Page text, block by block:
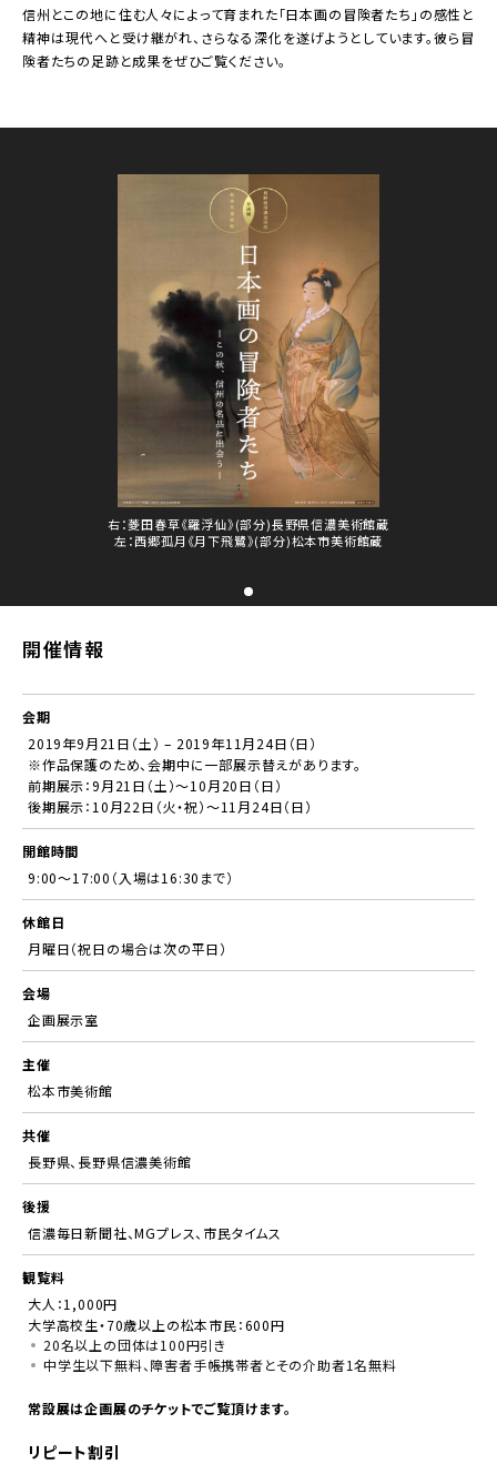
信州とこの地に住む人々によって育まれた「日本画の冒険者たち」の感性と
精神は現代へと受け継がれ、さらなる深化を遂げようとしています。彼ら冒
険者たちの足跡と成果をぜひご覧ください。
右：菱田春草《羅浮仙》(部分)長野県信濃美術館蔵
左：西郷孤月《月下飛鷺》(部分)松本市美術館蔵
開催情報
会期
2019年9月21日（土） – 2019年11月24日（日）
※作品保護のため、会期中に一部展示替えがあります。
前期展示：9月21日（土）～10月20日（日）
後期展示：10月22日（火・祝）～11月24日（日）
開館時間
9:00〜17:00（入場は16:30まで）
休館日
月曜日（祝日の場合は次の平日）
会場
企画展示室
主催
松本市美術館
共催
長野県、長野県信濃美術館
後援
信濃毎日新聞社、MGプレス、市民タイムス
観覧料
大人：1,000円
大学高校生・70歳以上の松本市民：600円
20名以上の団体は100円引き
中学生以下無料、障害者手帳携帯者とその介助者1名無料
常設展は企画展のチケットでご覧頂けます。
リピート割引